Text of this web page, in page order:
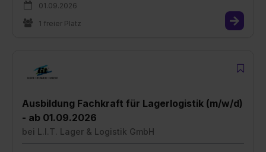
01.09.2026
1 freier Platz
Ausbildung Fachkraft für Lagerlogistik (m/w/d)
- ab 01.09.2026
bei L.I.T. Lager & Logistik GmbH